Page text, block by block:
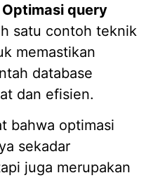
Optimasi query
satu contoh teknik
memastikan
database
dan efisien.
bahwa optimasi
sekadar
juga merupakan